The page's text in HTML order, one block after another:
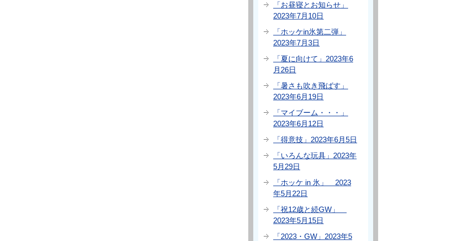
「お昼寝とお知らせ」
2023年7月10日
「ホッケin氷第二弾」
2023年7月3日
「夏に向けて」2023年6
月26日
「暑さも吹き飛ばす」
2023年6月19日
「マイブーム・・・」
2023年6月12日
「得意技」2023年6月5日
「いろんな玩具」2023年
5月29日
「ホッケ in 氷」 2023
年5月22日
「祝12歳と続GW」
2023年5月15日
「2023・GW」2023年5